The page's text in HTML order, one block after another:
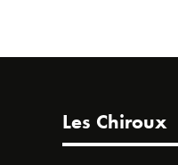
Les Chiroux